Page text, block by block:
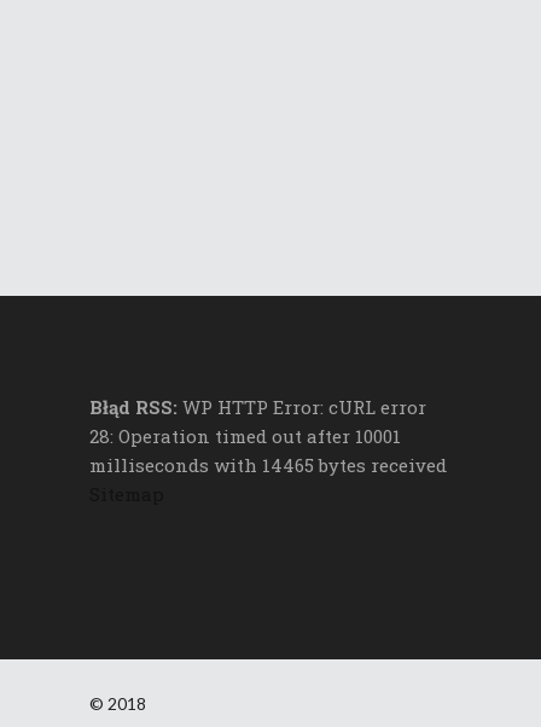
Błąd RSS: WP HTTP Error: cURL error
28: Operation timed out after 10001
milliseconds with 14465 bytes received
© 2018